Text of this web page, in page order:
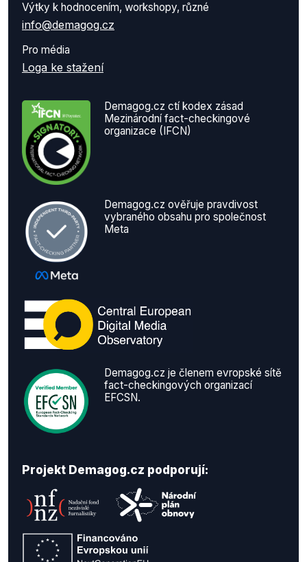
Výtky k hodnocením, workshopy, různé
info@demagog.cz
Pro média
Loga ke stažení
Demagog.cz ctí kodex zásad
Mezinárodní fact-checkingové
organizace (IFCN)
Demagog.cz ověřuje pravdivost
vybraného obsahu pro společnost
Meta
Demagog.cz je členem evropské sítě
fact-checkingových organizací
EFCSN.
Projekt Demagog.cz podporují: